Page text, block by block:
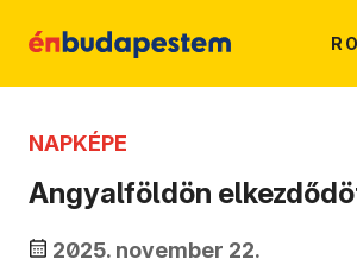
NAPKÉPE
Angyalföldön
2025. november 22.